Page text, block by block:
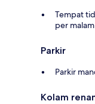
Tempat
per malam
Parkir
Parkir
Kolam